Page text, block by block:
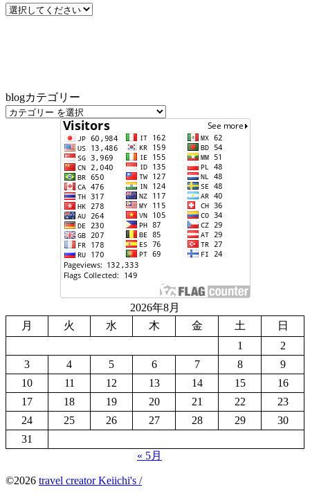
blogカテゴリー
2026年8月
月
火 水 木 金 土
日
1
2
3
4 5 6 7 8
9
10
11 12 13 14 15
16
17
18 19 20 21 22
23
24
25 26 27 28 29
30
31
« 5月
©2026 travel creator Keiichi's /